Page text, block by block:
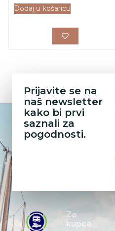
Dodaj u košaricu
Prijavite se na
naš newsletter
kako bi prvi
saznali za
pogodnosti.
Za
kupce